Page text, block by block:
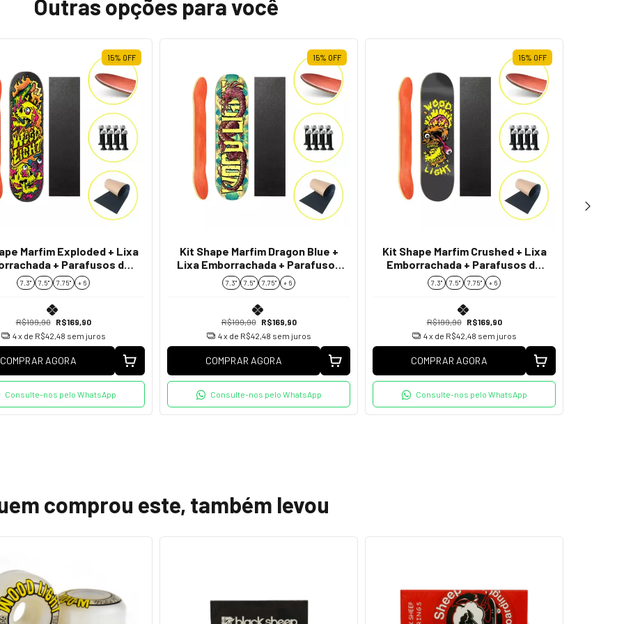
Outras opções para você
15% OFF
Marfim Exploded + Lixa
+ Parafusos de
Base
7.3" 7.5" 7.75'' + 6
R$199,90
R$169,90
4x de R$42,48 sem juros
COMPRAR AGORA
Consulte-nos pelo WhatsApp
15% OFF
Kit Shape Marfim Dragon Blue +
Lixa Emborrachada + Parafusos
de Base
7.3" 7.5" 7.75'' + 6
R$199,90
R$169,90
4x de R$42,48 sem juros
COMPRAR AGORA
Consulte-nos pelo WhatsApp
15% OFF
Kit Shape Marfim Crushed + Lixa
Emborrachada + Parafusos de
Base
7.3" 7.5" 7.75'' + 6
R$199,90
R$169,90
4x de R$42,48 sem juros
COMPRAR AGORA
Consulte-nos pelo WhatsApp
comprou este, também levou